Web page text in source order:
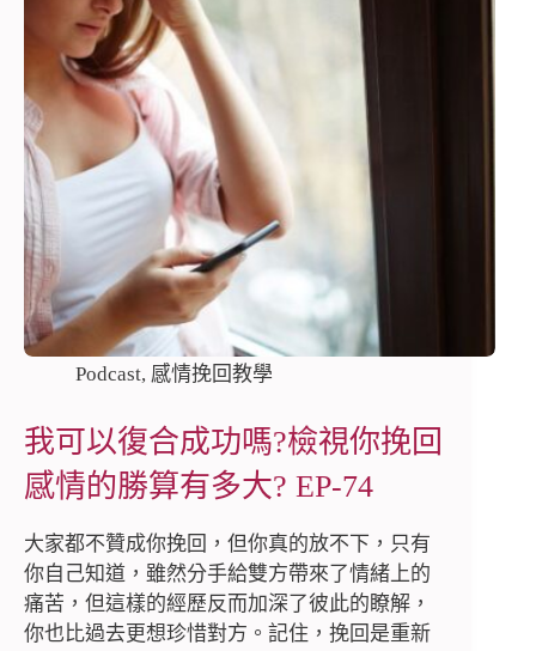
Podcast, 感情挽回教學
我可以復合成功嗎?檢視你挽回
感情的勝算有多大? EP-74
大家都不贊成你挽回，但你真的放不下，只有
你自己知道，雖然分手給雙方帶來了情緒上的
痛苦，但這樣的經歷反而加深了彼此的瞭解，
你也比過去更想珍惜對方。記住，挽回是重新